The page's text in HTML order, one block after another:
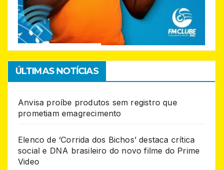
ÚLTIMAS NOTÍCIAS
Anvisa proíbe produtos sem registro que
prometiam emagrecimento
Elenco de ‘Corrida dos Bichos’ destaca crítica
social e DNA brasileiro do novo filme do Prime
Video